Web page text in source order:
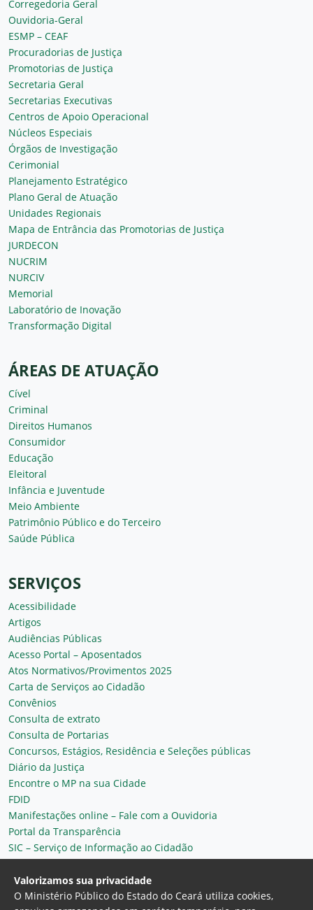
Corregedoria Geral
Ouvidoria-Geral
ESMP – CEAF
Procuradorias de Justiça
Promotorias de Justiça
Secretaria Geral
Secretarias Executivas
Centros de Apoio Operacional
Núcleos Especiais
Órgãos de Investigação
Cerimonial
Planejamento Estratégico
Plano Geral de Atuação
Unidades Regionais
Mapa de Entrância das Promotorias de Justiça
JURDECON
NUCRIM
NURCIV
Memorial
Laboratório de Inovação
Transformação Digital
ÁREAS DE ATUAÇÃO
Cível
Criminal
Direitos Humanos
Consumidor
Educação
Eleitoral
Infância e Juventude
Meio Ambiente
Patrimônio Público e do Terceiro
Saúde Pública
SERVIÇOS
Acessibilidade
Artigos
Audiências Públicas
Acesso Portal – Aposentados
Atos Normativos/Provimentos 2025
Carta de Serviços ao Cidadão
Convênios
Consulta de extrato
Consulta de Portarias
Concursos, Estágios, Residência e Seleções públicas
Diário da Justiça
Encontre o MP na sua Cidade
FDID
Manifestações online – Fale com a Ouvidoria
Portal da Transparência
SIC – Serviço de Informação ao Cidadão
Plantão MP do Ceará
Secretaria Geral
Valorizamos sua privacidade
O Ministério Público do Estado do Ceará utiliza cookies,